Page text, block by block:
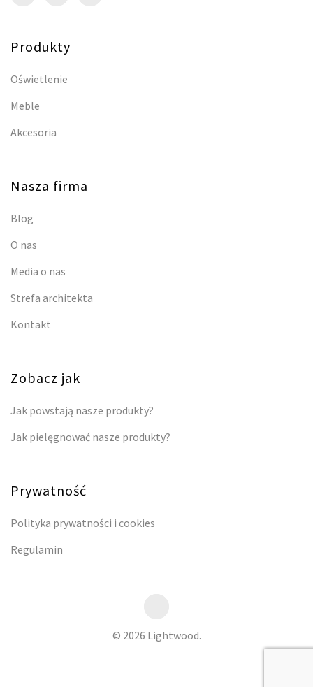
Produkty
Oświetlenie
Meble
Akcesoria
Nasza firma
Blog
O nas
Media o nas
Strefa architekta
Kontakt
Zobacz jak
Jak powstają nasze produkty?
Jak pielęgnować nasze produkty?
Prywatność
Polityka prywatności i cookies
Regulamin
© 2026 Lightwood.